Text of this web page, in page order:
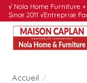
√ Nola Home Furniture
Since 2011 √Entreprise
Accueil /